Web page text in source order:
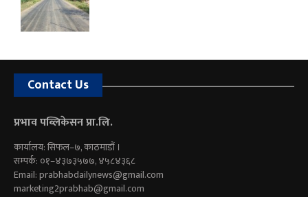
Contact Us
प्रभाव पब्लिकेसन प्रा.लि.
कार्यालय: सिफल–७, काठमाडौं ।
सम्पर्क: ०१–४३७३५७७, ४५८४३६८
Email:prabhabdailynews@gmail.com
marketing2prabhab@gmail.com